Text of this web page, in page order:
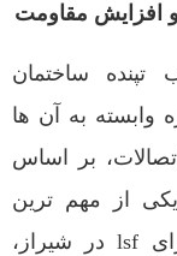
افزایش مقاومت
تپنده ساختمان
به آن ها
بر اساس
از مهم ترین
سرفصل ها در هر دوره آموزش اجرای lsf در شیراز،